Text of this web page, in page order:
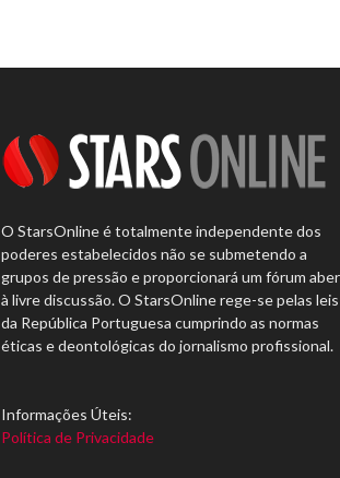
O StarsOnline é totalmente independente dos
poderes estabelecidos não se submetendo a
grupos de pressão e proporcionará um fórum
à livre discussão. O StarsOnline rege-se pelas leis
da República Portuguesa cumprindo as normas
éticas e deontológicas do jornalismo profissional.
Informações Úteis:
Política de Privacidade